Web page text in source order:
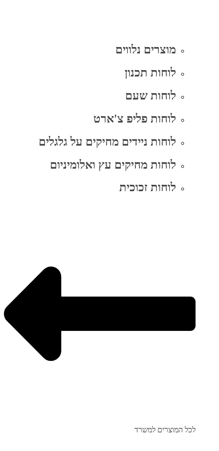
מוצרים נלווים
לוחות תכנון
לוחות שעם
לוחות פליפ צ'ארט
לוחות ניידים מחיקים על גלגלים
לוחות מחיקים עץ ואלומיניום
לוחות זכוכית
לכל המוצרים למשרד